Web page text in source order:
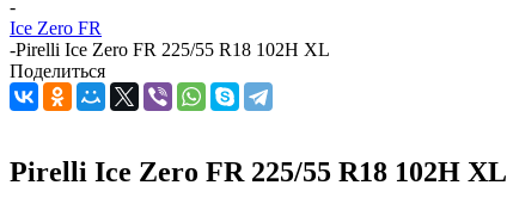
-
Ice Zero FR
-Pirelli Ice Zero FR 225/55 R18 102H XL
Поделиться
Pirelli Ice Zero FR 225/55 R18 102H XL